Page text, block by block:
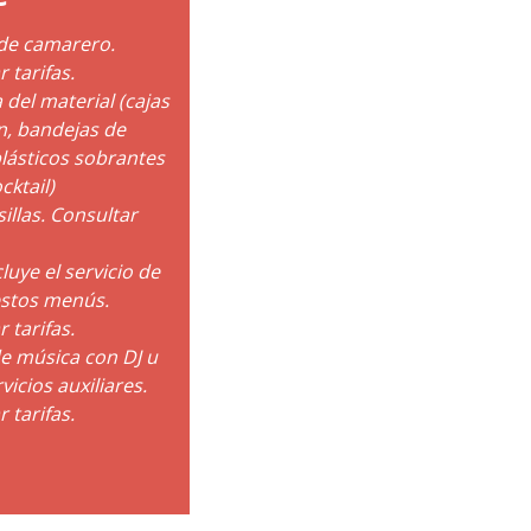
camarero.
tarifas.
del material (cajas
bandejas de
sobrantes
Consultar
el servicio de
menús.
tarifas.
música con DJ u
auxiliares.
tarifas.